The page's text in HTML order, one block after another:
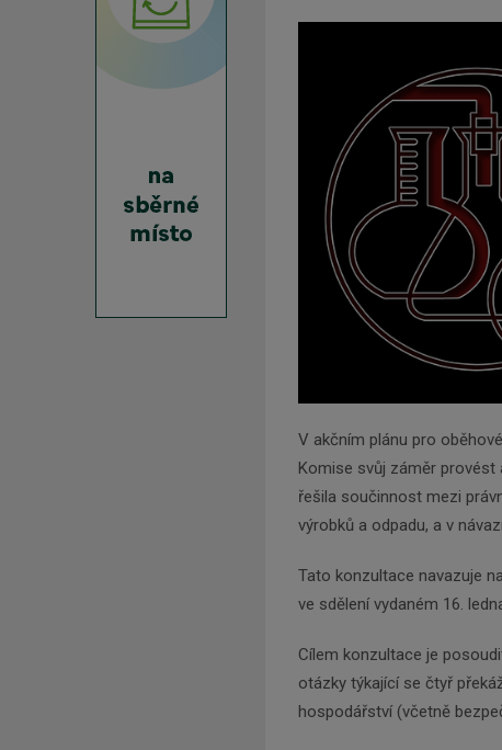
V akčním plánu pro
Komise svůj záměr provést
řešila součinnost mezi
výrobků a odpadu, a v
Tato konzultace navazuje
ve sdělení vydaném 16.
Cílem konzultace je
otázky týkající se čtyř
hospodářství (včetně